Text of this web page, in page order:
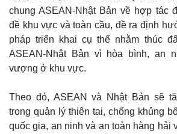
chung ASEAN-Nhật Bản về hợp tác
đề khu vực và toàn cầu, đề ra định
pháp triển khai cụ thể nhằm thúc
ASEAN-Nhật Bản vì hòa bình, an
vượng ở khu vực.
Theo đó, ASEAN và Nhật Bản sẽ
trong quản lý thiên tai, chống khủng
quốc gia, an ninh và an toàn hàng hải